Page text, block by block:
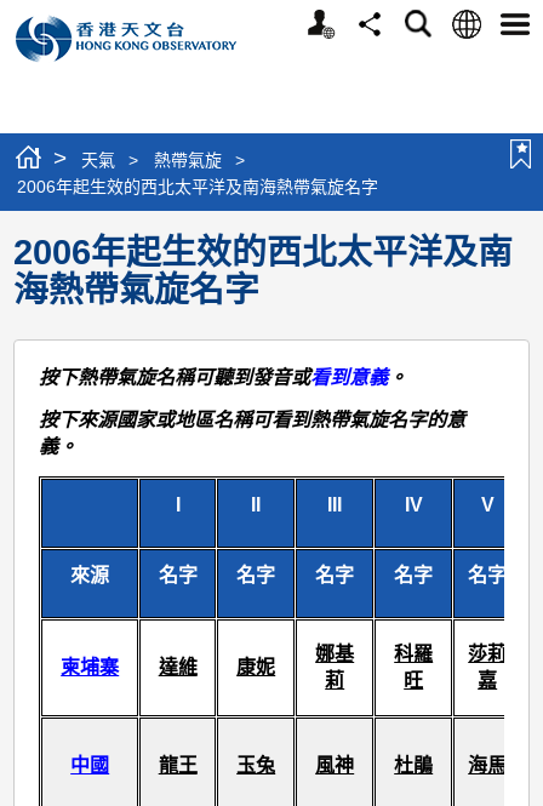
個
分
搜
語
選
> 天氣 > 熱帶氣旋
>
2006年起生效的西北太平洋及南海熱帶氣旋名字
2006年起生效的西北太平洋及南
海熱帶氣旋名字
按下熱帶氣旋名稱可聽到發音或看到意義。
按下來源國家或地區名稱可看到熱帶氣旋名字的意
義。
IV V
來源 名字 名字 名字 名字 名字
柬埔寨 達維 康妮
娜基
莉
科羅
旺
莎莉
嘉
中國 龍王 玉兔 風神 杜鵑 海馬